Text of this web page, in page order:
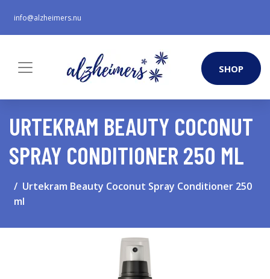
info@alzheimers.nu
SHOP
URTEKRAM BEAUTY COCONUT
SPRAY CONDITIONER 250 ML
Urtekram Beauty Coconut Spray Conditioner 250
ml